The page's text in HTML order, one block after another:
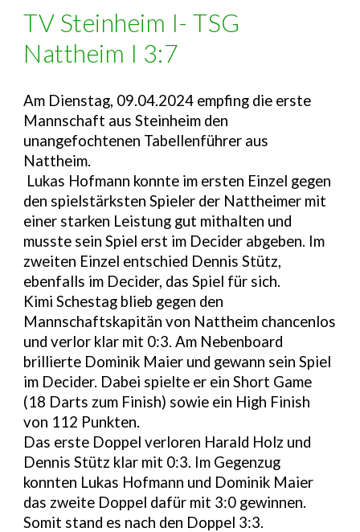
TV Steinheim I- TSG
Nattheim I 3:7
Am Dienstag, 09.04.2024 empfing die erste
Mannschaft aus Steinheim den
unangefochtenen Tabellenführer aus
Nattheim.
Lukas Hofmann konnte im ersten Einzel gegen
den spielstärksten Spieler der Nattheimer mit
einer starken Leistung gut mithalten und
musste sein Spiel erst im Decider abgeben. Im
zweiten Einzel entschied Dennis Stütz,
ebenfalls im Decider, das Spiel für sich.
Kimi Schestag blieb gegen den
Mannschaftskapitän von Nattheim chancenlos
und verlor klar mit 0:3. Am Nebenboard
brillierte Dominik Maier und gewann sein Spiel
im Decider. Dabei spielte er ein Short Game
(18 Darts zum Finish) sowie ein High Finish
von 112 Punkten.
Das erste Doppel verloren Harald Holz und
Dennis Stütz klar mit 0:3. Im Gegenzug
konnten Lukas Hofmann und Dominik Maier
das zweite Doppel dafür mit 3:0 gewinnen.
Somit stand es nach den Doppel 3:3.